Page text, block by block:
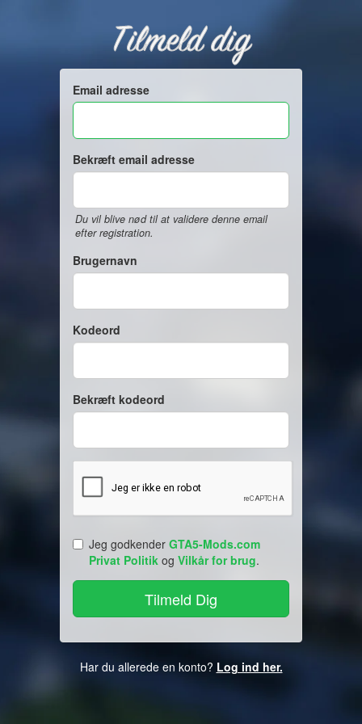
Tilmeld dig
Email adresse
Bekræft email adresse
Du vil blive nød til at validere denne email
efter registration.
Brugernavn
Kodeord
Bekræft kodeord
Jeg godkender GTA5-Mods.com
Privat Politik og Vilkår for brug.
Har du allerede en konto? Log ind her.